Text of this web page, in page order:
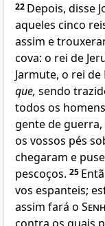
22 Depois, disse
aqueles cinco
assim e
cova: o rei de
Jarmute, o rei de
que, sendo
todos os
gente de
os vossos pés
chegaram e
pescoços. 25
vos espanteis;
assim fará o